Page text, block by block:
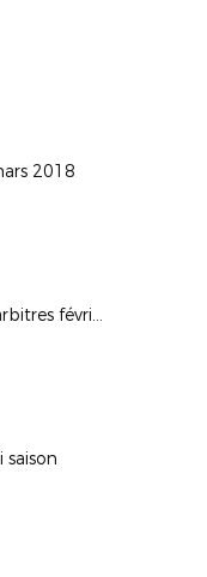
2018
Épreuve physique arbitres février